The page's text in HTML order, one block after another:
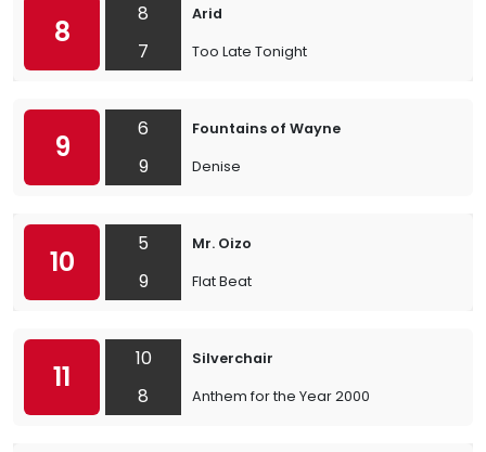
8
8
7
Arid
Too Late Tonight
9
6
9
Fountains of Wayne
Denise
10
5
9
Mr. Oizo
Flat Beat
11
10
8
Silverchair
Anthem for the Year 2000